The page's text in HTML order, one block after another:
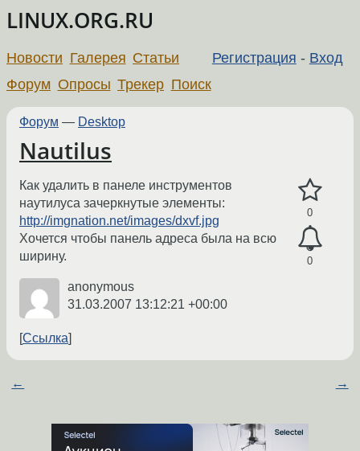
LINUX.ORG.RU
Регистрация - Вход
Новости Галерея Статьи
Форум Опросы Трекер Поиск
Форум — Desktop
Nautilus
0
0
Как удалить в панеле инструментов
наутилуса зачеркнутые элементы:
http://imgnation.net/images/dxvf.jpg
Хочется чтобы панель адреса была на всю
ширину.
anonymous
31.03.2007 13:12:21 +00:00
Ссылка
← →